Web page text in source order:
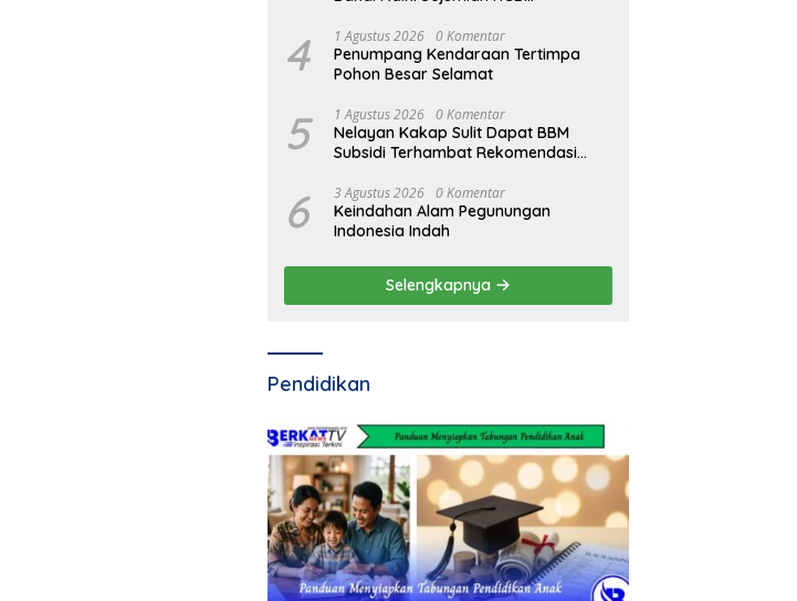
4 1 Agustus 2026 0 Komentar
Penumpang Kendaraan Tertimpa
Pohon Besar Selamat
5 1 Agustus 2026 0 Komentar
Nelayan Kakap Sulit Dapat BBM
Subsidi Terhambat Rekomendasi
6 3 Agustus 2026 0 Komentar
Keindahan Alam Pegunungan
Indonesia Indah
Selengkapnya
Pendidikan